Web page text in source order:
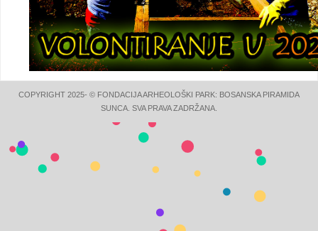
COPYRIGHT 2025- © FONDACIJA ARHEOLOŠKI PARK: BOSANSKA PIRAMIDA
SUNCA. SVA PRAVA ZADRŽANA.